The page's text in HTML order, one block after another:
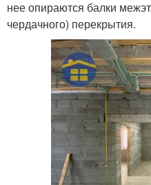
нее опираются балки
чердачного) перекрытия.